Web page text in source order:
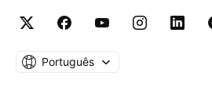
Português